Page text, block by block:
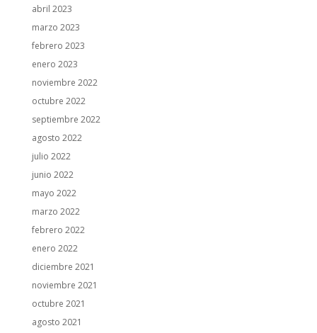
abril 2023
marzo 2023
febrero 2023
enero 2023
noviembre 2022
octubre 2022
septiembre 2022
agosto 2022
julio 2022
junio 2022
mayo 2022
marzo 2022
febrero 2022
enero 2022
diciembre 2021
noviembre 2021
octubre 2021
agosto 2021